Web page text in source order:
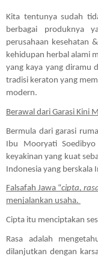
Kita tentunya sudah
berbagai produknya
perusahaan kesehatan
kehidupan herbal alami
yang kaya yang diramu
tradisi keraton yang
modern.
Berawal dari Garasi Kini
Bermula dari garasi
Ibu Mooryati
keyakinan yang kuat
Indonesia yang berskala
Falsafah Jawa “cipta,
menjalankan usaha.
Cipta itu menciptakan
Rasa adalah
dilanjutkan dengan